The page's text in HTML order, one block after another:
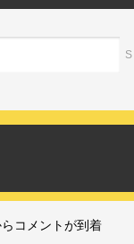
コメントが到着